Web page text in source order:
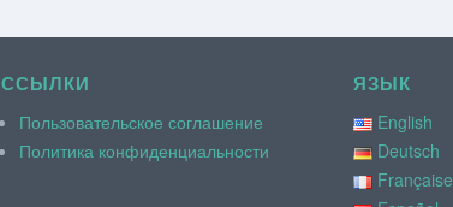
ССЫЛКИ
Пользовательское соглашение
Политика конфиденциальности
ЯЗЫК
English
Deutsch
Française